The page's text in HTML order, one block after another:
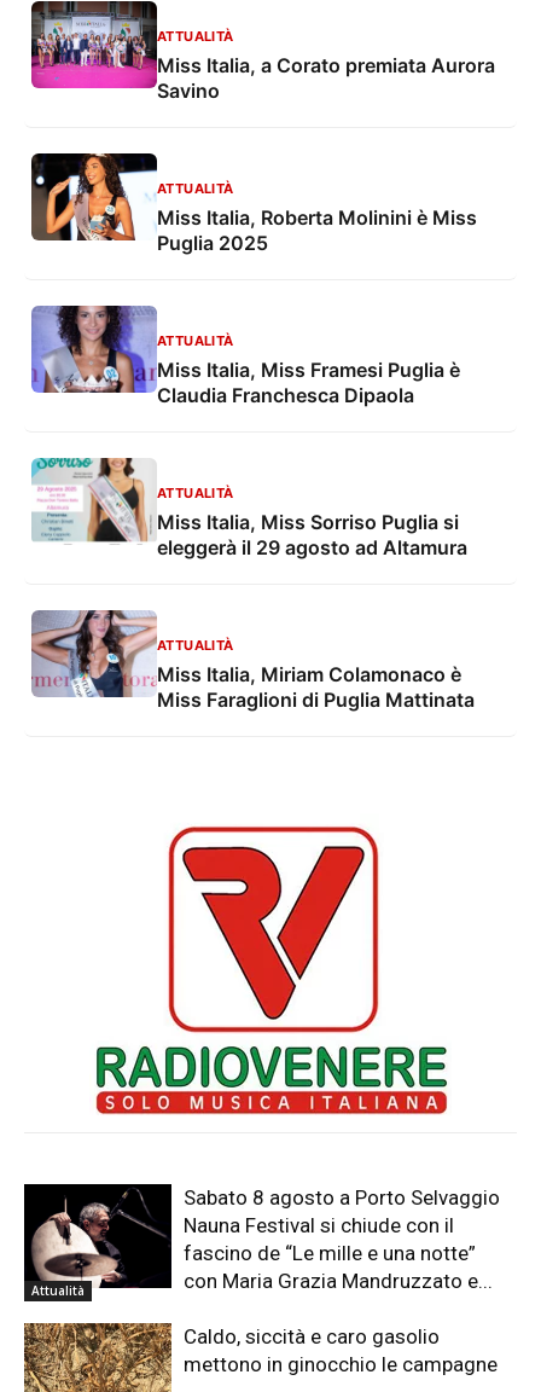
ATTUALITÀ
Miss Italia, a Corato premiata Aurora
Savino
ATTUALITÀ
Miss Italia, Roberta Molinini è Miss
Puglia 2025
ATTUALITÀ
Miss Italia, Miss Framesi Puglia è
Claudia Franchesca Dipaola
ATTUALITÀ
Miss Italia, Miss Sorriso Puglia si
eleggerà il 29 agosto ad Altamura
ATTUALITÀ
Miss Italia, Miriam Colamonaco è
Miss Faraglioni di Puglia Mattinata
Attualità
Sabato 8 agosto a Porto Selvaggio
Nauna Festival si chiude con il
fascino de “Le mille e una notte”
con Maria Grazia Mandruzzato e...
Caldo, siccità e caro gasolio
mettono in ginocchio le campagne